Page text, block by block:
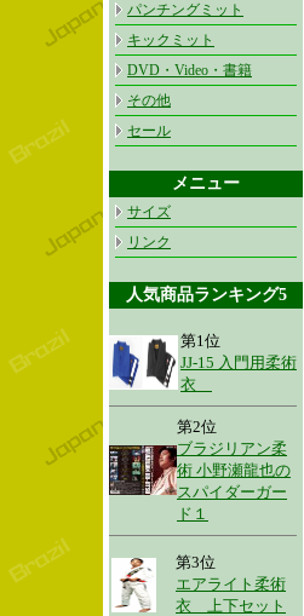
パンチングミット
キックミット
DVD・Video・書籍
その他
セール
メニュー
サイズ
リンク
人気商品ランキング5
第1位
JJ-15 入門用柔術
衣
第2位
ブラジリアン柔
術 小野瀬龍也の
スパイダーガー
ド１
第3位
エアライト柔術
衣 上下セット